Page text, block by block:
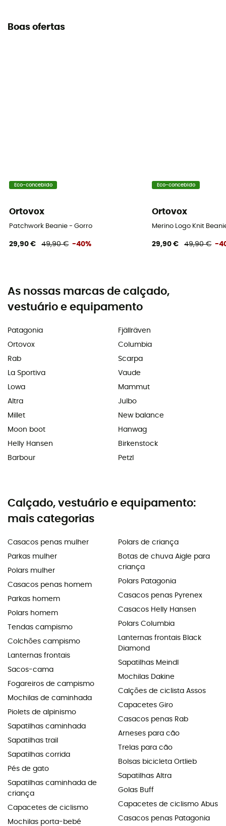
Boas ofertas
Eco-concebido
Ortovox
Patchwork Beanie - Gorro
29,90 € 49,90 € -40%
Eco-concebido
Ortovox
Merino Logo Knit
29,90 € 49,90 € -
As nossas marcas de calçado,
vestuário e equipamento
Patagonia
Ortovox
Rab
La Sportiva
Lowa
Altra
Millet
Moon boot
Helly Hansen
Barbour
Fjällräven
Columbia
Scarpa
Vaude
Mammut
Julbo
New balance
Hanwag
Birkenstock
Petzl
Calçado, vestuário e equipamento:
mais categorias
Casacos penas mulher
Parkas mulher
Polars mulher
Casacos penas homem
Parkas homem
Polars homem
Tendas campismo
Colchões campismo
Lanternas frontais
Sacos-cama
Fogareiros de campismo
Mochilas de caminhada
Piolets de alpinismo
Sapatilhas caminhada
Sapatilhas trail
Sapatilhas corrida
Pés de gato
Sapatilhas caminhada de
criança
Capacetes de ciclismo
Mochilas porta-bebé
Polars de criança
Botas de chuva Aigle para
criança
Polars Patagonia
Casacos penas Pyrenex
Casacos Helly Hansen
Polars Columbia
Lanternas frontais Black
Diamond
Sapatilhas Meindl
Mochilas Dakine
Calções de ciclista Assos
Capacetes Giro
Casacos penas Rab
Arneses para cão
Trelas para cão
Bolsas bicicleta Ortlieb
Sapatilhas Altra
Golas Buff
Capacetes de ciclismo Abus
Casacos penas Patagonia